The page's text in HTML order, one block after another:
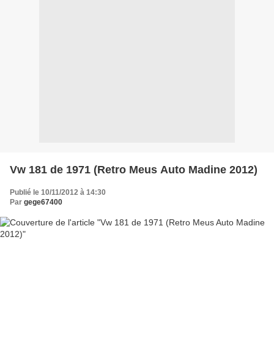
Vw 181 de 1971 (Retro Meus Auto Madine 2012)
Publié le 10/11/2012 à 14:30
Par gege67400